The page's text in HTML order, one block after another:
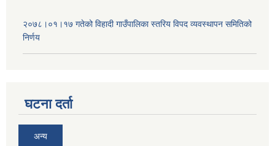
२०७८।०१।१७ गतेको विहादी गाउँपालिका स्तरिय विपद व्यवस्थापन समितिको
निर्णय
घटना दर्ता
अन्य